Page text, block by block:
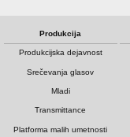
Produkcija
Produkcijska dejavnost
Srečevanja glasov
Mladi
Transmittance
Platforma malih umetnosti